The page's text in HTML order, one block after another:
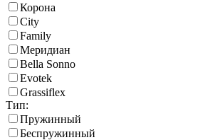
Корона
City
Family
Меридиан
Bella Sonno
Еvotek
Grassiflex
Тип:
Пружинный
Беспружинный